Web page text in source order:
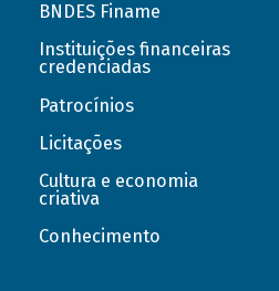
BNDES Finame
Instituições financeiras
credenciadas
Patrocínios
Licitações
Cultura e economia
criativa
Conhecimento